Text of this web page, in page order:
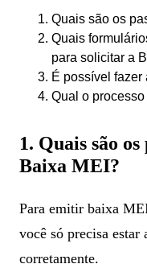
Quais são os
Quais
para solicitar a
É possível
Qual o
1. Quais são
Baixa MEI?
Para emitir baixa
você só precisa estar
corretamente.